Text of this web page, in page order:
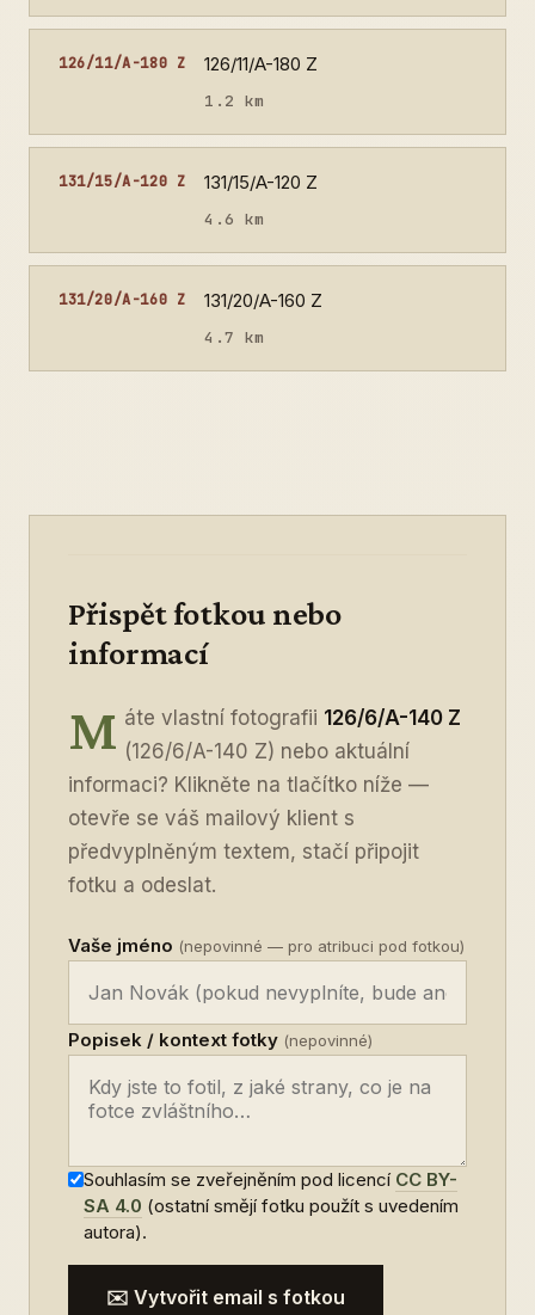
126/11/A-180 Z 126/11/A-180 Z
1.2 km
131/15/A-120 Z 131/15/A-120 Z
4.6 km
131/20/A-160 Z 131/20/A-160 Z
4.7 km
Přispět fotkou nebo
informací
M áte vlastní fotografii 126/6/A-140 Z
(126/6/A-140 Z) nebo aktuální
informaci? Klikněte na tlačítko níže —
otevře se váš mailový klient s
předvyplněným textem, stačí připojit
fotku a odeslat.
Vaše jméno (nepovinné — pro atribuci pod fotkou)
Popisek / kontext fotky (nepovinné)
Souhlasím se zveřejněním pod licencí CC BY-
SA 4.0 (ostatní smějí fotku použít s uvedením
autora).
✉️ Vytvořit email s fotkou